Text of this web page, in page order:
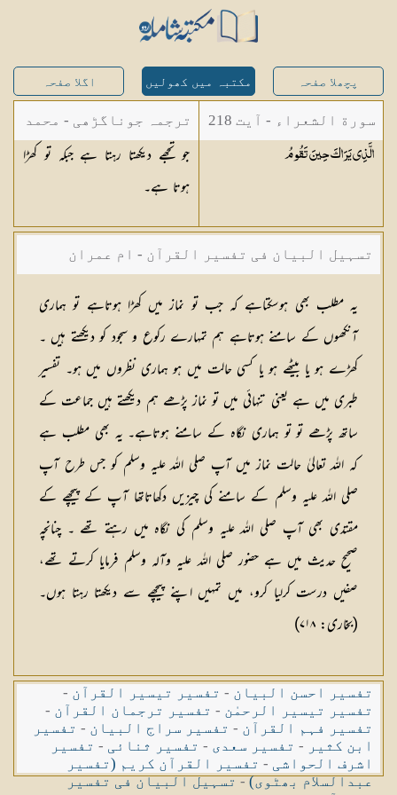
پچھلا صفحہ مکتبہ میں کھولیں اگلا صفحہ
سورة الشعراء - آیت 218
الَّذِي يَرَاكَ حِينَتَقُومُ
ترجمہ جوناگڑھی - محمد
جونا گڑھی
جو تجھے دیکھتا رہتا ہے جبکہ تو کھڑا
ہوتا ہے۔
تسہیل البیان فی تفسیر القرآن - ام عمران
شکیلہ بنت میاں فضل حسین
یہ مطلب بھی ہوسکتاہے کہ جب تو نماز میں کھڑا ہوتاہے تو ہماری
آنکھوں کے سامنے ہوتاہے ہم تمہارے رکوع و سجود کو دیکھتے ہیں ۔
کھڑے ہو یا بیٹھے ہو یا کسی حالت میں ہو ہماری نظروں میں ہو۔ تفسیر
طبری میں ہے یعنی تنہائی میں تو نماز پڑھے ہم دیکھتے ہیں جماعت کے
ساتھ پڑھے تو تو ہماری نگاہ کے سامنے ہوتاہے۔ یہ بھی مطلب ہے
کہ اللہ تعالیٰ حالت نماز میں آپ صلی اللہ علیہ وسلم کو جس طرح آپ
صلی اللہ علیہ وسلم کے سامنے کی چیزیں دکھاتاتھا آپ کے پیچھے کے
مقتدی بھی آپ صلی اللہ علیہ وسلم کی نگاہ میں رہتے تھے ۔ چنانچہ
صحیح حدیث میں ہے حضور صلی اللہ علیہ وآلہ وسلم فرمایا کرتے تھے،
صفیں درست کرلیا کرو، میں تمہیں اپنے پیچھے سے دیکھتا رہتا ہوں۔
(بخاری: ۷۱۸)
تفسیر احسن البیان - تفسیر تیسیر القرآن -
تفسیر تیسیر الرحمٰن - تفسیر ترجمان القرآن -
تفسیر فہم القرآن - تفسیر سراج البیان - تفسیر
ابن کثیر - تفسیر سعدی - تفسیر ثنائی - تفسیر
اشرف الحواشی - تفسیر القرآن کریم (تفسیر
عبدالسلام بھٹوی)-تسہیل البیان فی تفسیر